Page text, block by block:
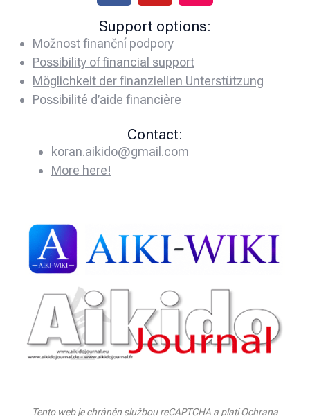
Support options:
Možnost finanční podpory
Possibility of financial support
Möglichkeit der finanziellen Unterstützung
Possibilité d’aide financière
Contact:
koran.aikido@gmail.com
More here!
Tento web je chráněn službou reCAPTCHA a platíOchrana